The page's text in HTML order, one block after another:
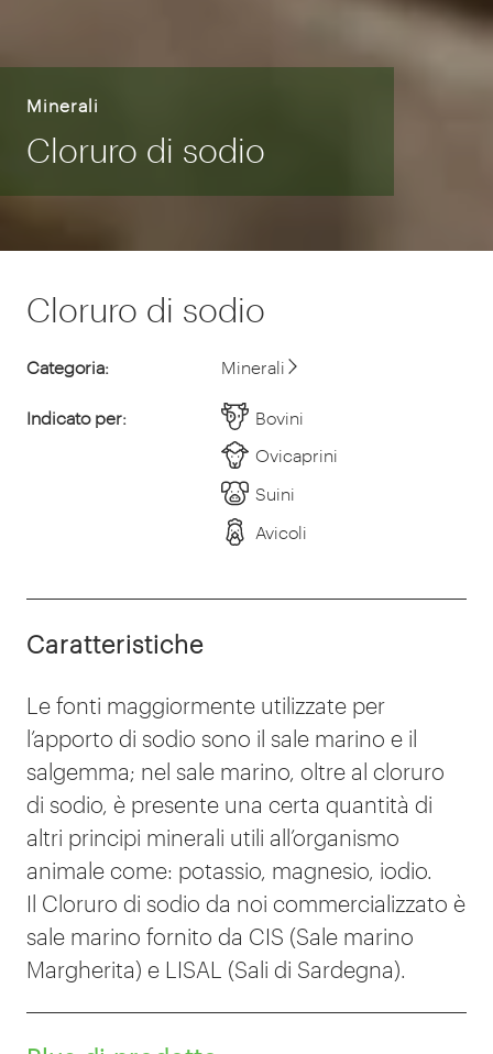
Minerali
Cloruro di sodio
Cloruro di sodio
Categoria: Minerali
Indicato per:
Bovini
Ovicaprini
Suini
Avicoli
Caratteristiche
Le fonti maggiormente utilizzate per
l’apporto di sodio sono il sale marino e il
salgemma; nel sale marino, oltre al cloruro
di sodio, è presente una certa quantità di
altri principi minerali utili all’organismo
animale come: potassio, magnesio, iodio.
Il Cloruro di sodio da noi commercializzato è
sale marino fornito da CIS (Sale marino
Margherita) e LISAL (Sali di Sardegna).